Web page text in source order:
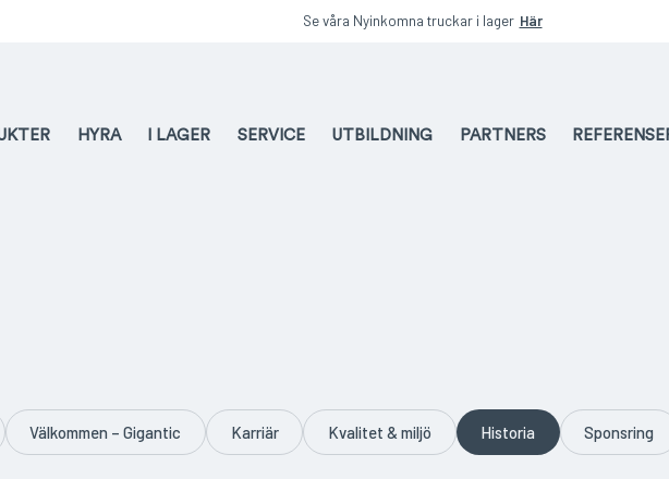
Se våra Nyinkomna truckar i lager Här
HYRA I LAGER SERVICE UTBILDNING PARTNERS
Välkommen – Gigantic Karriär Kvalitet & miljö Historia Sponsring